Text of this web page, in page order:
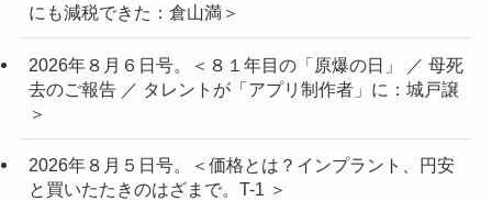
にも減税できた：倉山満＞
2026年８月６日号。＜８１年目の「原爆の日」 ／ 母死
去のご報告 ／ タレントが「アプリ制作者」に：城戸譲
＞
2026年８月５日号。＜価格とは？インプラント、円安
と買いたたきのはざまで。T-1 ＞